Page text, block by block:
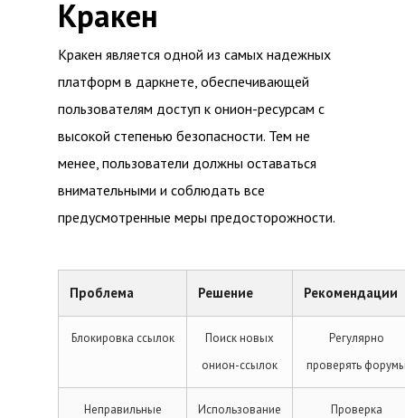
Кракен
Кракен является одной из самых надежных
платформ в даркнете, обеспечивающей
пользователям доступ к онион-ресурсам с
высокой степенью безопасности. Тем не
менее, пользователи должны оставаться
внимательными и соблюдать все
предусмотренные меры предосторожности.
Проблема Решение Рекомендации
Блокировка ссылок
Поиск новых
онион-ссылок
Регулярно
проверять
Неправильные
Использование
Проверка